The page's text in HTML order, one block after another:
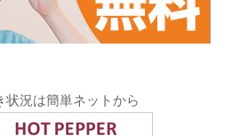
状況は簡単ネットから